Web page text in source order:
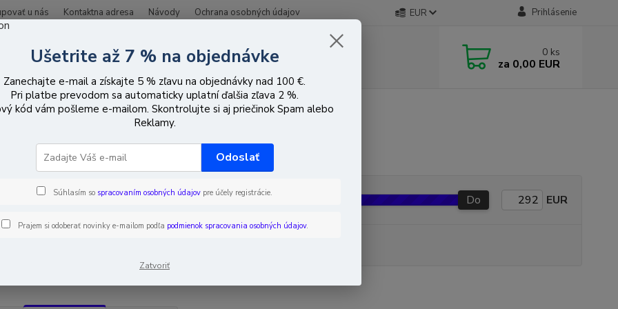
u nás Kontaktna adresa Návody Ochrana osobných údajov EUR Prihlásenie
Hľadať 0 ks
za 0,00 EUR
a satelitná televízia Zosilňovače Distribučné zosilňovače
zosilňovače
EUR Od Do EUR
Ušetrite až 7 % na objednávke
Zanechajte e-mail a získajte 5 % zľavu na objednávky nad 100 €.
Pri platbe prevodom sa automaticky uplatní ďalšia zľava 2 %.
kód vám pošleme e-mailom. Skontrolujte si aj priečinok Spam alebo
Reklamy.
Odoslať
Súhlasím so spracovaním osobných údajov pre účely registrácie.
Prajem si odoberať novinky e-mailom podľa podmienok spracovania osobných údajov.
Zatvoriť